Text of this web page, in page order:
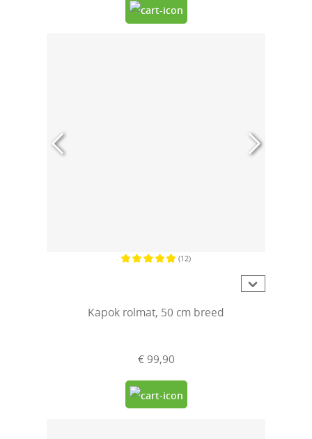
(12)
Kapok rolmat, 50 cm breed
€ 99,90